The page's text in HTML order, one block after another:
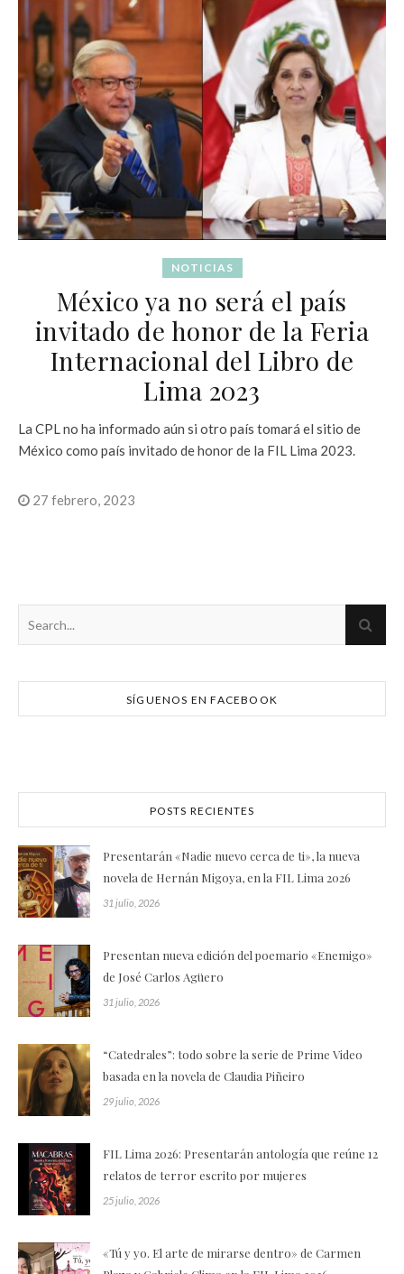
NOTICIAS
México ya no será el país
invitado de honor de la Feria
Internacional del Libro de
Lima 2023
La CPL no ha informado aún si otro país tomará el sitio de
México como país invitado de honor de la FIL Lima 2023.
27 febrero, 2023
SÍGUENOS EN FACEBOOK
POSTS RECIENTES
Presentarán «Nadie nuevo cerca de ti», la nueva
novela de Hernán Migoya, en la FIL Lima 2026
31 julio, 2026
Presentan nueva edición del poemario «Enemigo»
de José Carlos Agüero
31 julio, 2026
“Catedrales”: todo sobre la serie de Prime Video
basada en la novela de Claudia Piñeiro
29 julio, 2026
FIL Lima 2026: Presentarán antología que reúne 12
relatos de terror escrito por mujeres
25 julio, 2026
«Tú y yo. El arte de mirarse dentro» de Carmen